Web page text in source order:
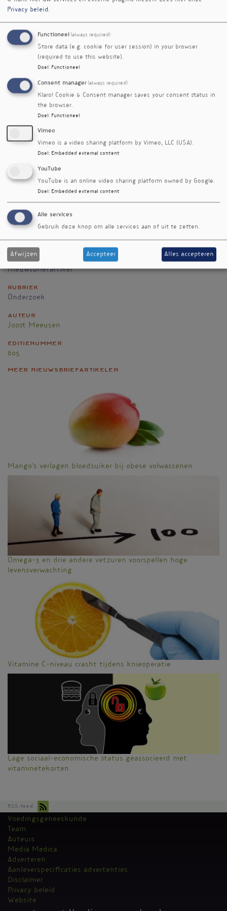
prospectieve cohortstudies meer zekerheid
bieden over oorzaak en gevolg, hechten de
onderzoeker er het meeste belang aan.
Dit allemaal biedt weinig uitsluitsel, omdat
sojaconsumptie bij jongeren andere gezonde
dwarsdoorsnedeonderzoek werd soms gekeken
naar soja in babyvoeding, wat dus de
consumptie van soja weerspiegelt tijdens de
eerste levensjaren. Mogelijk hebben de fyto-
oestrogenen op die leeftijd wel een negatieve
impact op de hormoonhuishouding. Soja is ook
niet de enige voedingsbron van fyto-
waarmee rekening gehouden wordt.
Referenties
Palma-Lozano D, Tapia-Sequeiros G, Uribe-Cavero LJ et
al. Phytoestrogenic Food Intake and the Early
Development of Pubertal Characteristics: A Scoping
Nieuwsbriefartikel
Rubriek
Onderzoek
Auteur
Joost Meeusen
Editienummer
605
Meer nieuwsbriefartikelen
Mango's verlagen bloedsuiker bij obese volwassenen
Omega-3 en drie andere vetzuren voorspellen hoge
levensverwachting
Vitamine C-niveau crasht tijdens knieoperatie
Lage sociaal-economische status geassocieerd met
vitaminetekorten
RSS-feed
Kantoormenu
Voedingsgeneeskunde
Team
Auteurs
Media Medica
Adverteren
Aanleverspecificaties advertenties
Disclaimer
Privacy beleid
Website
Privacy beleid.
Functioneel (always required)
Store data (e.g. cookie for user session) in your browser
(required to use this website).
Doel : Functioneel
Consent manager (always required)
Klaro! Cookie & Consent manager saves your consent status in
the browser.
Doel : Functioneel
Vimeo
Vimeo is a video sharing platform by Vimeo, LLC (USA).
Doel : Embedded external content
YouTube
YouTube is an online video sharing platform owned by Google.
Doel : Embedded external content
Alle services
Gebruik deze knop om alle services aan of uit te zetten.
Afwijzen Accepteer Alles accepteren